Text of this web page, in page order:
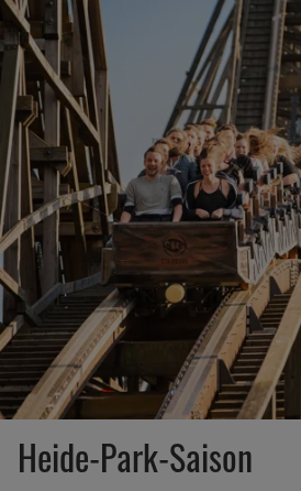
Heide-Park-Saison